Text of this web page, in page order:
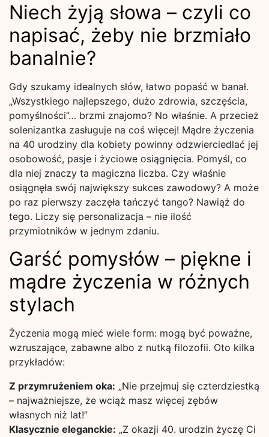
Niech żyją słowa – czyli co
napisać, żeby nie brzmiało
banalnie?
Gdy szukamy idealnych słów, łatwo popaść w banał.
„Wszystkiego najlepszego, dużo zdrowia, szczęścia,
pomyślności”… brzmi znajomo? No właśnie. A przecież
solenizantka zasługuje na coś więcej! Mądre życzenia
na 40 urodziny dla kobiety powinny odzwierciedlać jej
osobowość, pasje i życiowe osiągnięcia. Pomyśl, co
dla niej znaczy ta magiczna liczba. Czy właśnie
osiągnęła swój największy sukces zawodowy? A może
po raz pierwszy zaczęła tańczyć tango? Nawiąż do
tego. Liczy się personalizacja – nie ilość
przymiotników w jednym zdaniu.
Garść pomysłów – piękne i
mądre życzenia w różnych
stylach
Życzenia mogą mieć wiele form: mogą być poważne,
wzruszające, zabawne albo z nutką filozofii. Oto kilka
przykładów:
Z przymrużeniem oka: „Nie przejmuj się czterdziestką
– najważniejsze, że wciąż masz więcej zębów
własnych niż lat!”
Klasycznie eleganckie: „Z okazji 40. urodzin życzę Ci